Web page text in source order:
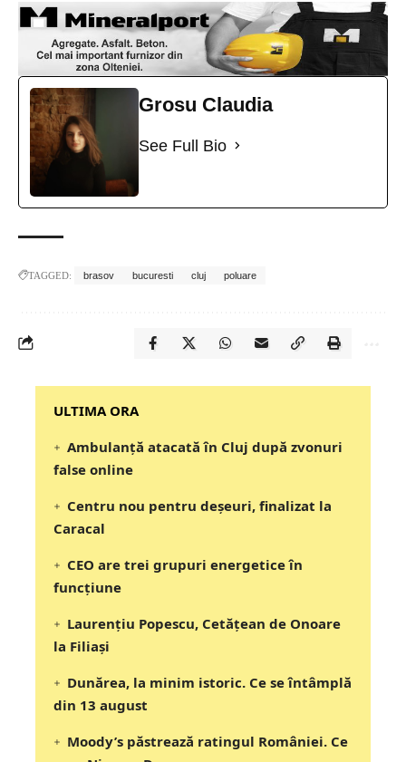
Grosu Claudia
See Full Bio
TAGGED: brasov bucuresti cluj poluare
‎‎‎‎‎‎‎ULTIMA ORA
Ambulanță atacată în Cluj după zvonuri
false online
Centru nou pentru deșeuri, finalizat la
Caracal
CEO are trei grupuri energetice în
funcțiune
Laurențiu Popescu, Cetățean de Onoare
la Filiași
Dunărea, la minim istoric. Ce se întâmplă
din 13 august
Moody’s păstrează ratingul României. Ce